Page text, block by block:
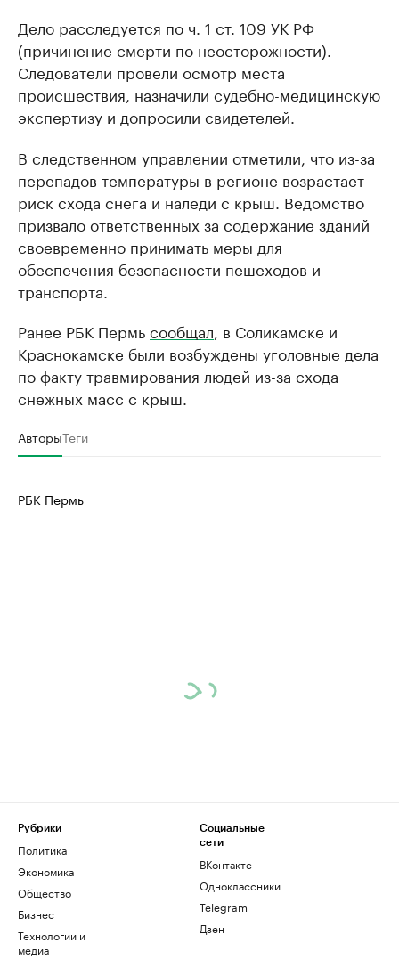
Дело расследуется по ч. 1 ст. 109 УК РФ
(причинение смерти по неосторожности).
Следователи провели осмотр места
происшествия, назначили судебно-медицинскую
экспертизу и допросили свидетелей.
В следственном управлении отметили, что из-за
перепадов температуры в регионе возрастает
риск схода снега и наледи с крыш. Ведомство
призвало ответственных за содержание зданий
своевременно принимать меры для
обеспечения безопасности пешеходов и
транспорта.
Ранее РБК Пермьсообщал , в Соликамске и
Краснокамске были возбуждены уголовные дела
по факту травмирования людей из-за схода
снежных масс с крыш.
АвторыТеги
РБК Пермь
Рубрики
Политика
Экономика
Общество
Бизнес
Технологии и
медиа
Социальные
сети
ВКонтакте
Одноклассники
Telegram
Дзен